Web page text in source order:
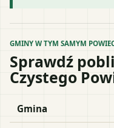
GMINY W TYM SAMYM
Sprawdź
Czystego
Gmina